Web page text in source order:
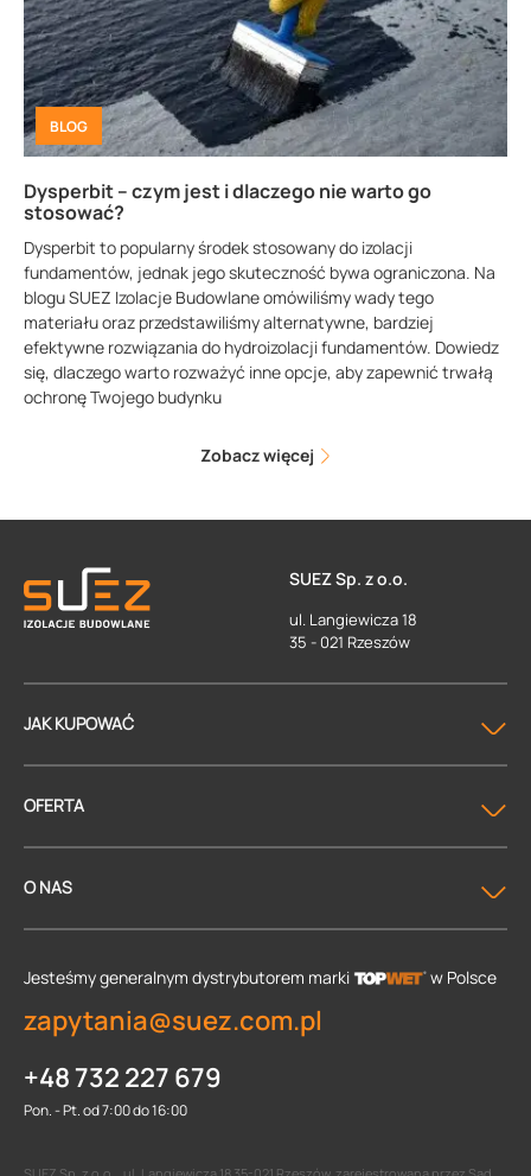
BLOG
Dysperbit – czym jest i dlaczego nie warto go
stosować?
Dysperbit to popularny środek stosowany do izolacji
fundamentów, jednak jego skuteczność bywa ograniczona. Na
blogu SUEZ Izolacje Budowlane omówiliśmy wady tego
materiału oraz przedstawiliśmy alternatywne, bardziej
efektywne rozwiązania do hydroizolacji fundamentów. Dowiedz
się, dlaczego warto rozważyć inne opcje, aby zapewnić trwałą
ochronę Twojego budynku
Zobacz więcej
SUEZ Sp. z o.o.
ul. Langiewicza 18
35 - 021 Rzeszów
JAK KUPOWAĆ
OFERTA
O NAS
Jesteśmy generalnym dystrybutorem marki w Polsce
zapytania@suez.com.pl
+48 732 227 679
Pon. - Pt. od 7:00 do 16:00